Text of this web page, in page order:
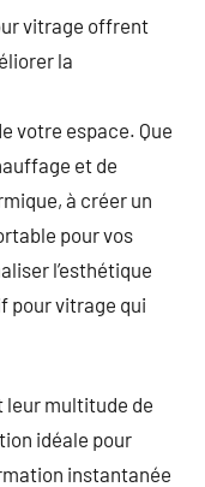
vitrage offrent
la
votre espace. Que
et de
à créer un
pour vos
l’esthétique
pour vitrage qui
leur multitude de
idéale pour
instantanée